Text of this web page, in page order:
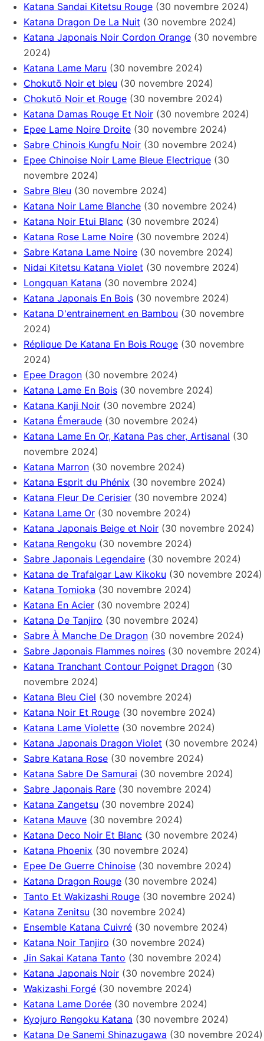
Katana Sandai Kitetsu Rouge (30 novembre 2024)
Katana Dragon De La Nuit (30 novembre 2024)
Katana Japonais Noir Cordon Orange (30 novembre
2024)
Katana Lame Maru (30 novembre 2024)
Chokutō Noir et bleu (30 novembre 2024)
Chokutō Noir et Rouge (30 novembre 2024)
Katana Damas Rouge Et Noir (30 novembre 2024)
Epee Lame Noire Droite (30 novembre 2024)
Sabre Chinois Kungfu Noir (30 novembre 2024)
Epee Chinoise Noir Lame Bleue Electrique (30
novembre 2024)
Sabre Bleu (30 novembre 2024)
Katana Noir Lame Blanche (30 novembre 2024)
Katana Noir Etui Blanc (30 novembre 2024)
Katana Rose Lame Noire (30 novembre 2024)
Sabre Katana Lame Noire (30 novembre 2024)
Nidai Kitetsu Katana Violet (30 novembre 2024)
Longquan Katana (30 novembre 2024)
Katana Japonais En Bois (30 novembre 2024)
Katana D'entrainement en Bambou (30 novembre
2024)
Réplique De Katana En Bois Rouge (30 novembre
2024)
Epee Dragon (30 novembre 2024)
Katana Lame En Bois (30 novembre 2024)
Katana Kanji Noir (30 novembre 2024)
Katana Émeraude (30 novembre 2024)
Katana Lame En Or, Katana Pas cher, Artisanal (30
novembre 2024)
Katana Marron (30 novembre 2024)
Katana Esprit du Phénix (30 novembre 2024)
Katana Fleur De Cerisier (30 novembre 2024)
Katana Lame Or (30 novembre 2024)
Katana Japonais Beige et Noir (30 novembre 2024)
Katana Rengoku (30 novembre 2024)
Sabre Japonais Legendaire (30 novembre 2024)
Katana de Trafalgar Law Kikoku (30 novembre 2024)
Katana Tomioka (30 novembre 2024)
Katana En Acier (30 novembre 2024)
Katana De Tanjiro (30 novembre 2024)
Sabre À Manche De Dragon (30 novembre 2024)
Sabre Japonais Flammes noires (30 novembre 2024)
Katana Tranchant Contour Poignet Dragon (30
novembre 2024)
Katana Bleu Ciel (30 novembre 2024)
Katana Noir Et Rouge (30 novembre 2024)
Katana Lame Violette (30 novembre 2024)
Katana Japonais Dragon Violet (30 novembre 2024)
Sabre Katana Rose (30 novembre 2024)
Katana Sabre De Samurai (30 novembre 2024)
Sabre Japonais Rare (30 novembre 2024)
Katana Zangetsu (30 novembre 2024)
Katana Mauve (30 novembre 2024)
Katana Deco Noir Et Blanc (30 novembre 2024)
Katana Phoenix (30 novembre 2024)
Epee De Guerre Chinoise (30 novembre 2024)
Katana Dragon Rouge (30 novembre 2024)
Tanto Et Wakizashi Rouge (30 novembre 2024)
Katana Zenitsu (30 novembre 2024)
Ensemble Katana Cuivré (30 novembre 2024)
Katana Noir Tanjiro (30 novembre 2024)
Jin Sakai Katana Tanto (30 novembre 2024)
Katana Japonais Noir (30 novembre 2024)
Wakizashi Forgé (30 novembre 2024)
Katana Lame Dorée (30 novembre 2024)
Kyojuro Rengoku Katana (30 novembre 2024)
Katana De Sanemi Shinazugawa (30 novembre 2024)